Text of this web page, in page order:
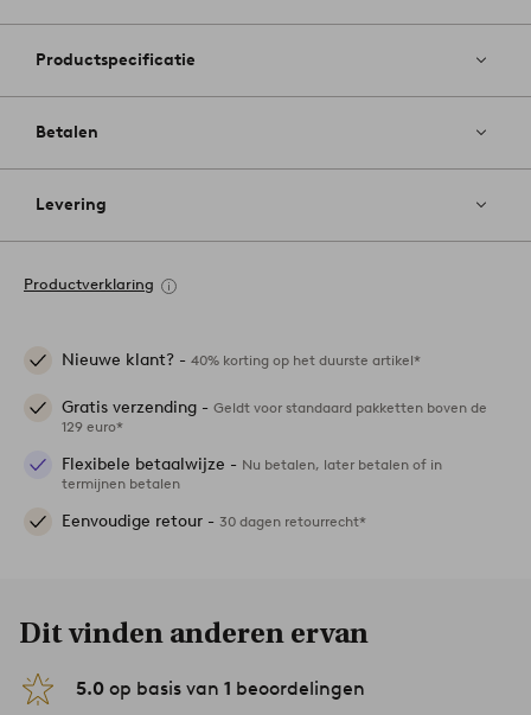
Productspecificatie
Betalen
Levering
Productverklaring
Nieuwe klant? - 40% korting op het duurste artikel*
Gratis verzending - Geldt voor standaard pakketten boven de
129 euro*
Flexibele betaalwijze - Nu betalen, later betalen of in
termijnen betalen
Eenvoudige retour - 30 dagen retourrecht*
Dit vinden anderen ervan
5.0 op basis van 1 beoordelingen